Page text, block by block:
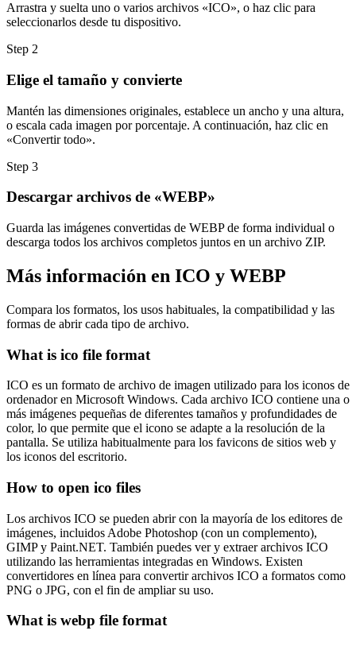
Arrastra y suelta uno o varios archivos «ICO», o haz clic para
seleccionarlos desde tu dispositivo.
Step 2
Elige el tamaño y convierte
Mantén las dimensiones originales, establece un ancho y una altura,
o escala cada imagen por porcentaje. A continuación, haz clic en
«Convertir todo».
Step 3
Descargar archivos de «WEBP»
Guarda las imágenes convertidas de WEBP de forma individual o
descarga todos los archivos completos juntos en un archivo ZIP.
Más información en ICO y WEBP
Compara los formatos, los usos habituales, la compatibilidad y las
formas de abrir cada tipo de archivo.
What is ico file format
ICO es un formato de archivo de imagen utilizado para los iconos de
ordenador en Microsoft Windows. Cada archivo ICO contiene una o
más imágenes pequeñas de diferentes tamaños y profundidades de
color, lo que permite que el icono se adapte a la resolución de la
pantalla. Se utiliza habitualmente para los favicons de sitios web y
los iconos del escritorio.
How to open ico files
Los archivos ICO se pueden abrir con la mayoría de los editores de
imágenes, incluidos Adobe Photoshop (con un complemento),
GIMP y Paint.NET. También puedes ver y extraer archivos ICO
utilizando las herramientas integradas en Windows. Existen
convertidores en línea para convertir archivos ICO a formatos como
PNG o JPG, con el fin de ampliar su uso.
What is webp file format